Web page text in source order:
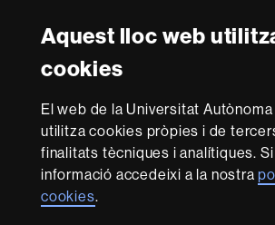
Aquest lloc web
cookies
El web de la Universitat
utilitza cookies pròpies i de
finalitats tècniques i analítiques.
informació accedeixi a la nostra
cookies.
-
Amb el finançament de
Sobre
aquest
web
Avís legal Protecció de
web Accessibilitat web Mapa